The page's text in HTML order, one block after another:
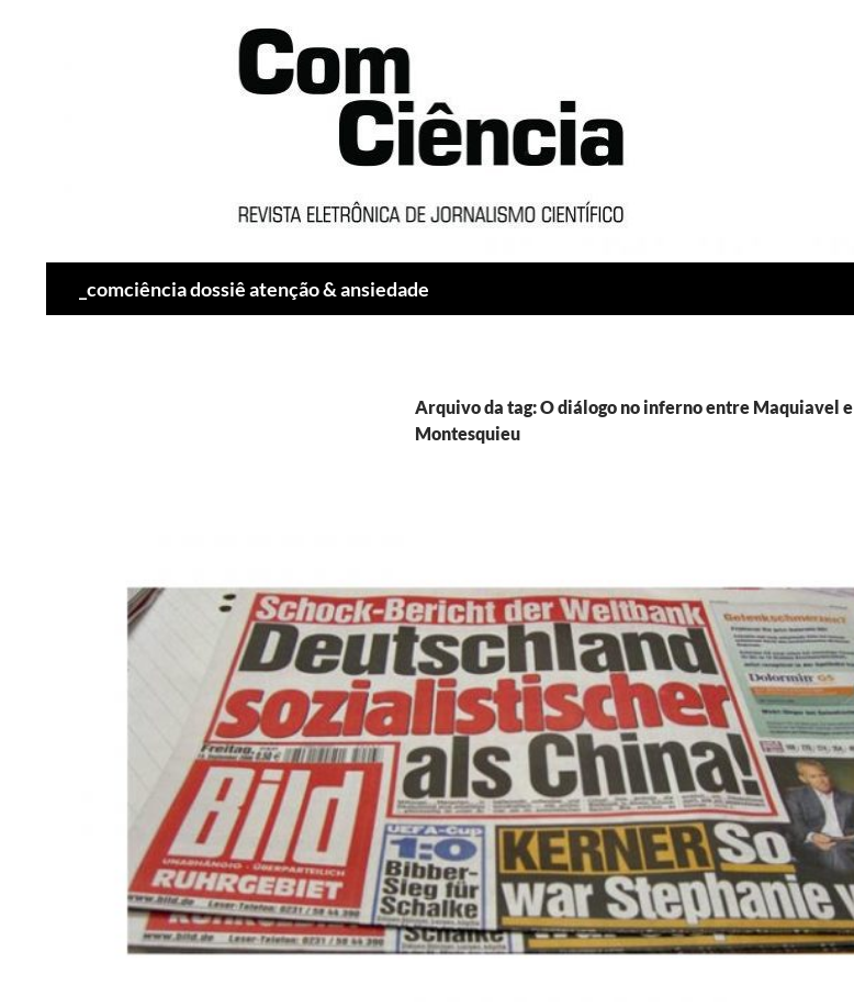
_comciência dossiê atenção & ansiedade
Arquivo da tag: O diálogo no inferno entre Maquiavel e
Montesquieu